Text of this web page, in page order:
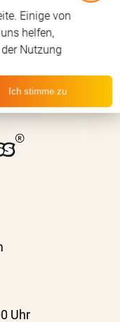
Einige von
helfen,
Nutzung
Ich stimme zu
Uhr